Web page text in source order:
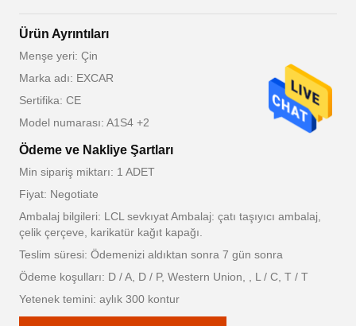
Ürün Ayrıntıları
Menşe yeri: Çin
Marka adı: EXCAR
Sertifika: CE
Model numarası: A1S4 +2
Ödeme ve Nakliye Şartları
Min sipariş miktarı: 1 ADET
Fiyat: Negotiate
Ambalaj bilgileri: LCL sevkıyat Ambalaj: çatı taşıyıcı ambalaj,
çelik çerçeve, karikatür kağıt kapağı.
Teslim süresi: Ödemenizi aldıktan sonra 7 gün sonra
Ödeme koşulları: D / A, D / P, Western Union, , L / C, T / T
Yetenek temini: aylık 300 kontur